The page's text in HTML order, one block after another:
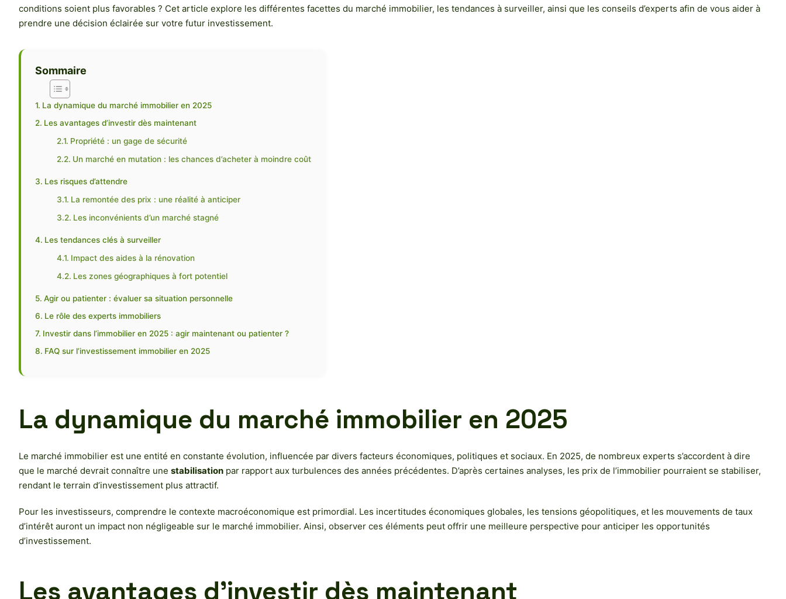
conditions soient plus favorables ? Cet article explore les différentes facettes du marché immobilier, les tendances à surveiller, ainsi que les conseils d’experts afin de vous aider à
prendre une décision éclairée sur votre futur investissement.
Sommaire
La dynamique du marché immobilier en 2025
Les avantages d’investir dès maintenant
Propriété : un gage de sécurité
Un marché en mutation : les chances d’acheter à moindre coût
Les risques d’attendre
La remontée des prix : une réalité à anticiper
Les inconvénients d’un marché stagné
Les tendances clés à surveiller
Impact des aides à la rénovation
Les zones géographiques à fort potentiel
Agir ou patienter : évaluer sa situation personnelle
Le rôle des experts immobiliers
Investir dans l’immobilier en 2025 : agir maintenant ou patienter ?
FAQ sur l’investissement immobilier en 2025
La dynamique du marché immobilier en 2025
Le marché immobilier est une entité en constante évolution, influencée par divers facteurs économiques, politiques et sociaux. En 2025, de nombreux experts s’accordent à dire
que le marché devrait connaître une stabilisation par rapport aux turbulences des années précédentes. D’après certaines analyses, les prix de l’immobilier pourraient se stabiliser,
rendant le terrain d’investissement plus attractif.
Pour les investisseurs, comprendre le contexte macroéconomique est primordial. Les incertitudes économiques globales, les tensions géopolitiques, et les mouvements de taux
d’intérêt auront un impact non négligeable sur le marché immobilier. Ainsi, observer ces éléments peut offrir une meilleure perspective pour anticiper les opportunités
d’investissement.
Les avantages d’investir dès maintenant